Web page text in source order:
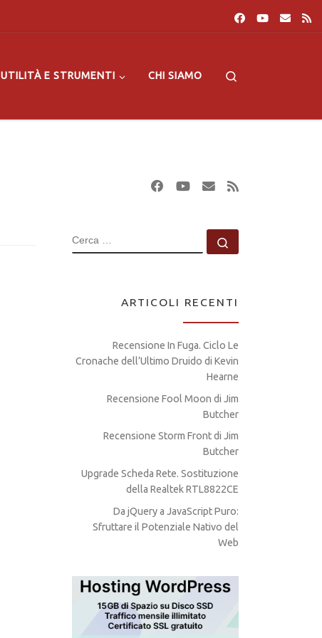
UTILITÀ E STRUMENTI CHI SIAMO
CERCA
ARTICOLI RECENTI
Recensione In Fuga. Ciclo Le
Cronache dell’Ultimo Druido di Kevin
Hearne
Recensione Fool Moon di Jim
Butcher
Recensione Storm Front di Jim
Butcher
Upgrade Scheda Rete. Sostituzione
della Realtek RTL8822CE
Da jQuery a JavaScript Puro:
Sfruttare il Potenziale Nativo del
Web